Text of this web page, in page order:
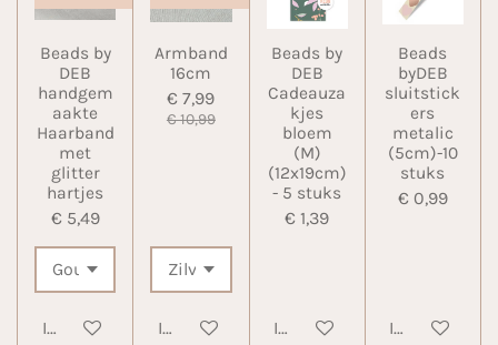
Beads by
DEB
handgem
aakte
Haarband
met
glitter
hartjes
€ 5,49
In winkelwagen
Armband
16cm
€ 7,99
€ 10,99
In winkelwagen
Beads by
DEB
Cadeauza
kjes
bloem
(M)
(12x19cm)
- 5 stuks
€ 1,39
In winkelwagen
Beads
byDEB
sluitstick
ers
metalic
(5cm)-10
stuks
€ 0,99
In